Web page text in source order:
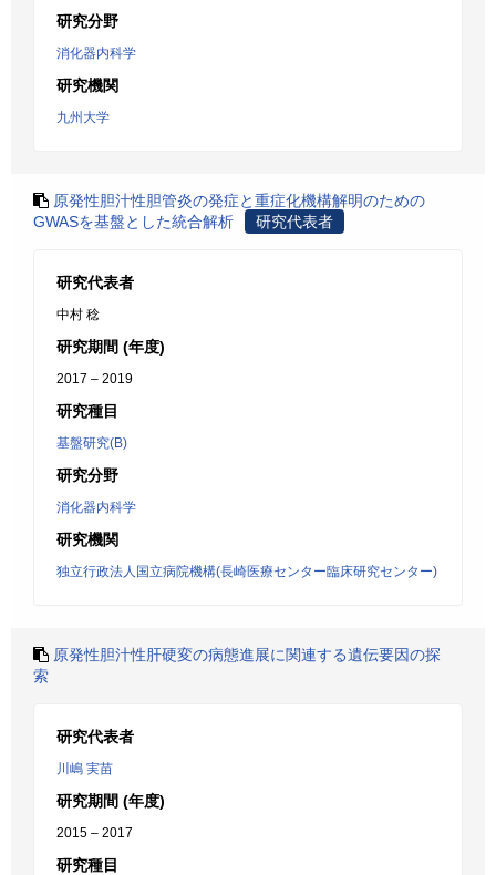
研究分野
消化器内科学
研究機関
九州大学
原発性胆汁性胆管炎の発症と重症化機構解明のための
GWASを基盤とした統合解析
研究代表者
研究代表者
中村 稔
研究期間 (年度)
2017 – 2019
研究種目
基盤研究(B)
研究分野
消化器内科学
研究機関
独立行政法人国立病院機構(長崎医療センター臨床研究センター)
原発性胆汁性肝硬変の病態進展に関連する遺伝要因の探
索
研究代表者
川嶋 実苗
研究期間 (年度)
2015 – 2017
研究種目